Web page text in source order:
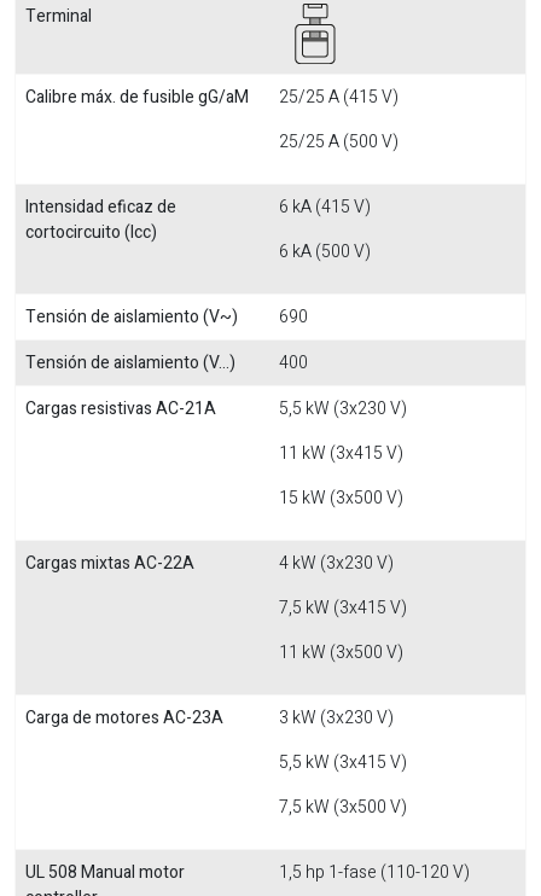
Terminal
Calibre máx. de fusible gG/aM
25/25 A (415 V)
25/25 A (500 V)
Intensidad eficaz de
cortocircuito (Icc)
6 kA (415 V)
6 kA (500 V)
Tensión de aislamiento (V~)
690
Tensión de aislamiento (V...)
400
Cargas resistivas AC-21A
5,5 kW (3x230 V)
11 kW (3x415 V)
15 kW (3x500 V)
Cargas mixtas AC-22A
4 kW (3x230 V)
7,5 kW (3x415 V)
11 kW (3x500 V)
Carga de motores AC-23A
3 kW (3x230 V)
5,5 kW (3x415 V)
7,5 kW (3x500 V)
UL 508 Manual motor
1,5 hp 1-fase (110-120 V)